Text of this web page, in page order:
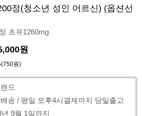
정(청소년 성인 어르신) (옵션선
초유1260mg
원
원)
드
송 / 평일 오후4시결제까지 당일출고
년 9월 1일까지